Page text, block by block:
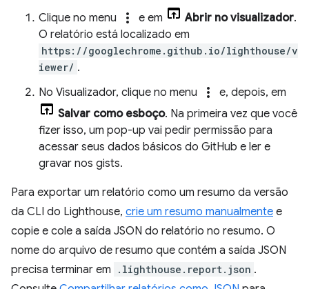
Clique no menu more_vert e em Abrir no visualizador.
O relatório está localizado em
https://googlechrome.github.io/lighthouse/v
iewer/ .
No Visualizador, clique no menu
more_vert
e, depois, em
Salvar como esboço. Na primeira vez que você
fizer isso, um pop-up vai pedir permissão para
acessar seus dados básicos do GitHub e ler e
gravar nos gists.
Para exportar um relatório como um resumo da versão
da CLI do Lighthouse, crie um resumo manualmente e
copie e cole a saída JSON do relatório no resumo. O
nome do arquivo de resumo que contém a saída JSON
precisa terminar em
.lighthouse.report.json .